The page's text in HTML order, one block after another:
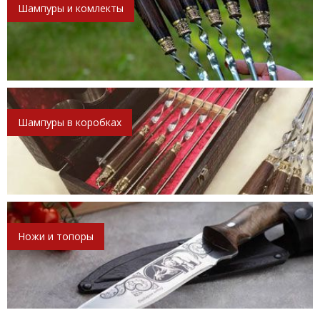
Шампуры и комлекты
Шампуры в коробках
Ножи и топоры